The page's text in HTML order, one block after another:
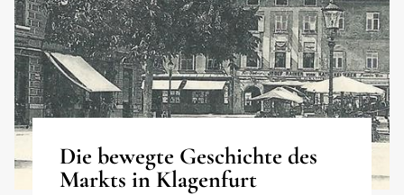
Die bewegte Geschichte des
Markts in Klagenfurt